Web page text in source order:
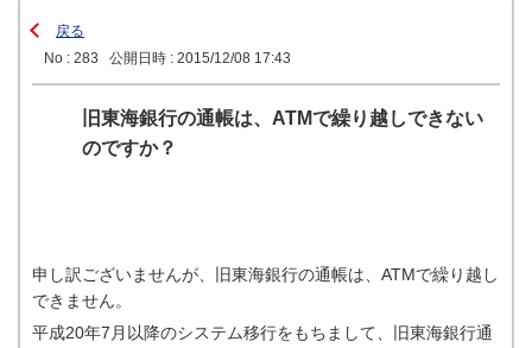
戻る
No : 283
公開日時 : 2015/12/08 17:43
旧東海銀行の通帳は、ATMで繰り越しできない
のですか？
申し訳ございませんが、旧東海銀行の通帳は、ATMで繰り越し
できません。
平成20年7月以降のシステム移行をもちまして、旧東海銀行通